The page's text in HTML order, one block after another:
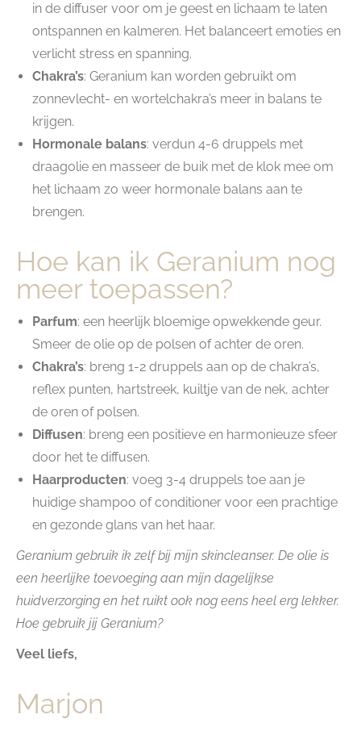
in de diffuser voor om je geest en lichaam te laten
ontspannen en kalmeren. Het balanceert emoties en
verlicht stress en spanning.
Chakra’s: Geranium kan worden gebruikt om
zonnevlecht- en wortelchakra’s meer in balans te
krijgen.
Hormonale balans: verdun 4-6 druppels met
draagolie en masseer de buik met de klok mee om
het lichaam zo weer hormonale balans aan te
brengen.
Hoe kan ik Geranium nog
meer toepassen?
Parfum: een heerlijk bloemige opwekkende geur.
Smeer de olie op de polsen of achter de oren.
Chakra’s: breng 1-2 druppels aan op de chakra’s,
reflex punten, hartstreek, kuiltje van de nek, achter
de oren of polsen.
Diffusen: breng een positieve en harmonieuze sfeer
door het te diffusen.
Haarproducten: voeg 3-4 druppels toe aan je
huidige shampoo of conditioner voor een prachtige
en gezonde glans van het haar.
Geranium gebruik ik zelf bij mijn skincleanser. De olie is
een heerlijke toevoeging aan mijn dagelijkse
huidverzorging en het ruikt ook nog eens heel erg lekker.
Hoe gebruik jij Geranium?
Veel liefs,
Marjon